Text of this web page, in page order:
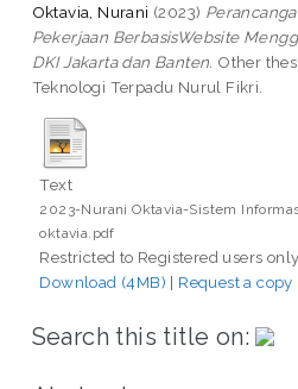
Oktavia, Nurani (2023)
Pekerjaan BerbasisWebsite
DKI Jakarta dan Banten. Other
Teknologi Terpadu Nurul Fikri.
Text
2023-Nurani Oktavia-Sistem
oktavia.pdf
Restricted to Registered users only
Download (4MB) | Request a copy
Search this title on: